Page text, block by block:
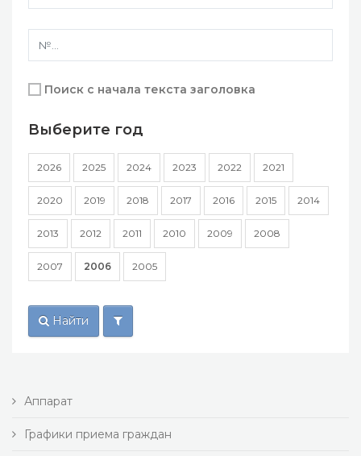
Поиск с начала текста заголовка
Выберите год
2026 2025 2024 2023 2022 2021
2020 2019 2018 2017 2016 2015 2014
2013 2012 2011 2010 2009 2008
2007 2006 2005
Найти
Аппарат
Графики приема граждан